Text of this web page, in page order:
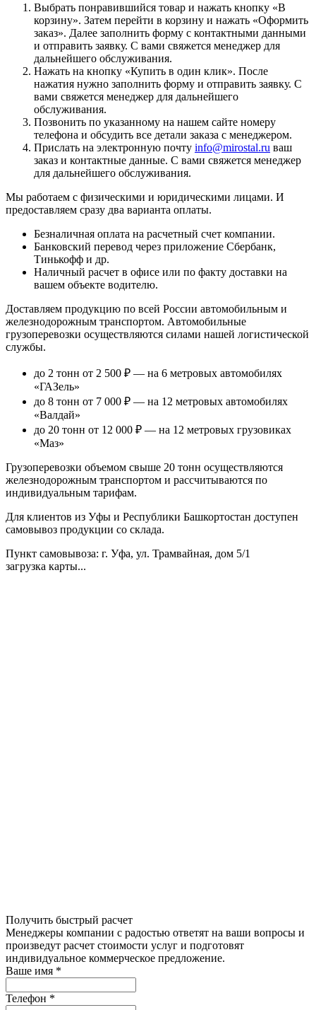
Выбрать понравившийся товар и нажать кнопку «В
корзину». Затем перейти в корзину и нажать «Оформить
заказ». Далее заполнить форму с контактными данными
и отправить заявку. С вами свяжется менеджер для
дальнейшего обслуживания.
Нажать на кнопку «Купить в один клик». После
нажатия нужно заполнить форму и отправить заявку. С
вами свяжется менеджер для дальнейшего
обслуживания.
Позвонить по указанному на нашем сайте номеру
телефона и обсудить все детали заказа с менеджером.
Прислать на электронную почту info@mirostal.ru ваш
заказ и контактные данные. С вами свяжется менеджер
для дальнейшего обслуживания.
Мы работаем с физическими и юридическими лицами. И
предоставляем сразу два варианта оплаты.
Безналичная оплата на расчетный счет компании.
Банковский перевод через приложение Сбербанк,
Тинькофф и др.
Наличный расчет в офисе или по факту доставки на
вашем объекте водителю.
Доставляем продукцию по всей России автомобильным и
железнодорожным транспортом. Автомобильные
грузоперевозки осуществляются силами нашей логистической
службы.
до 2 тонн от 2 500 ₽ — на 6 метровых автомобилях
«ГАЗель»
до 8 тонн от 7 000 ₽ — на 12 метровых автомобилях
«Валдай»
до 20 тонн от 12 000 ₽ — на 12 метровых грузовиках
«Маз»
Грузоперевозки объемом свыше 20 тонн осуществляются
железнодорожным транспортом и рассчитываются по
индивидуальным тарифам.
Для клиентов из Уфы и Республики Башкортостан доступен
самовывоз продукции со склада.
Пункт самовывоза: г. Уфа, ул. Трамвайная, дом 5/1
загрузка карты...
Получить быстрый расчет
Менеджеры компании с радостью ответят на ваши вопросы и
произведут расчет стоимости услуг и подготовят
индивидуальное коммерческое предложение.
Ваше имя *
Телефон *